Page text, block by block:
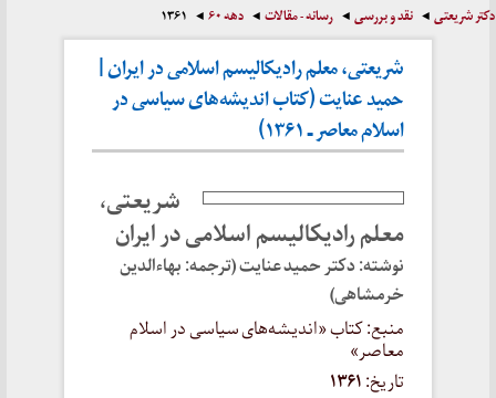
دکتر شریعتی نقد و بررسی رسانه - مقالات دهه ۶۰ ۱۳۶۱
شریعتی، معلم رادیکالیسم اسلامی در ایران |
حمید عنایت (کتاب اندیشه‌های سیاسی در
اسلام معاصر ـ ۱۳۶۱)
شریعتی،
معلم رادیکالیسم اسلامی در ایران
نوشته: دکتر حمید عنایت (ترجمه: بهاء‌الدین
خرمشاهی)
منبع: کتاب «اندیشه‌های سیاسی در اسلام
معاصر»
تاریخ:۱۳۶۱